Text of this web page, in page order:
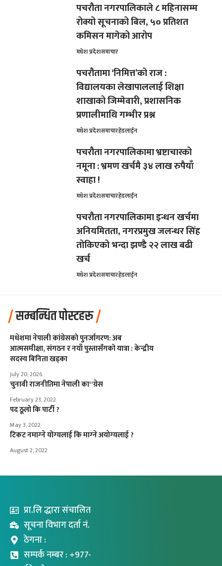
पचरौता नगरपालिकाले ८ महिनासम्म
रोक्यो सूचनाको बिल, ५० प्रतिशत
कमिसन मागेको आरोप
मधेश प्रदेशसमाचार
पचरौतामा ‘निमित्त’को राज :
विद्यालयका लेखापाललाई शिक्षा
शाखाको जिम्मेवारी, प्रशासनिक
प्रणालीमाथि गम्भीर प्रश्न
मधेश प्रदेशसमाचारहेडलाईन
पचरौता नगरपालिकामा भ्रष्टाचारको
नमूना : भ्रमण खर्चमै ३४ लाख रुपैयाँ
स्वाहा !
मधेश प्रदेशसमाचारहेडलाईन
पचरौता नगरपालिकामा इन्धन खर्चमा
अनियमितता, नगरप्रमुख जलन्धर सिंह
तोकिएको भन्दा झण्डै २२ लाख बढी
खर्च
मधेश प्रदेशसमाचारहेडलाईन
सम्बन्धित पोस्टहरू
मधेशमा नेपाली कांग्रेसको पुनर्जागरण: अब
आत्मसमीक्षा, संगठन र नयाँ पुस्तासँगको यात्रा : केन्द्रीय
सदस्य बिनिता खड्का
July 20, 2026
चुनावी राजनीतिमा नेपाली का“ग्रेस
February 23, 2022
पद ठूलो कि पार्टी ?
May 3, 2022
टिकट नमाग्‍ने योग्‍यलाई कि माग्‍ने अयोग्‍यलाई ?
August 2, 2022
प्रा.लि द्धारा संचालित
सूचना विभाग दर्ता नं.
ठेगना :
सम्पर्क नम्बर : +977-